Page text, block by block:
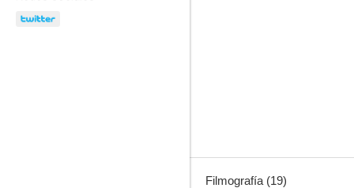
Filmografía (19)